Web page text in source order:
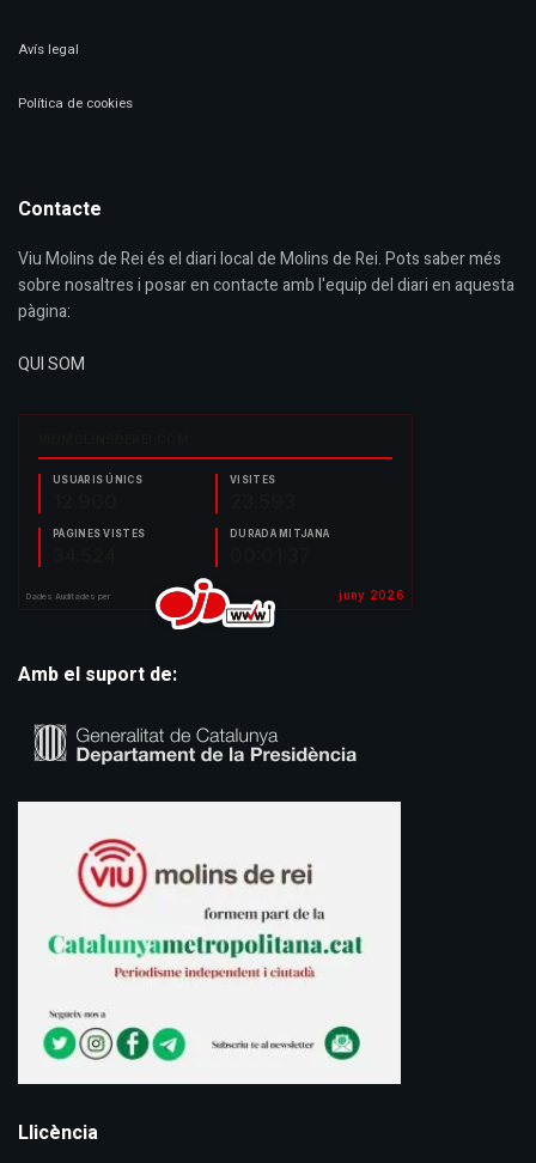
Avís legal
Política de cookies
Contacte
Viu Molins de Rei és el diari local de Molins de Rei. Pots saber més
sobre nosaltres i posar en contacte amb l'equip del diari en aquesta
pàgina:
QUI SOM
Amb el suport de:
Llicència